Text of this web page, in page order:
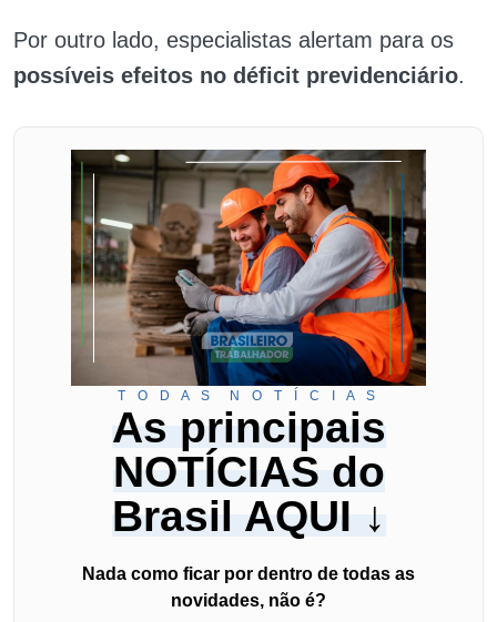
Por outro lado, especialistas alertam para os
possíveis efeitos no déficit previdenciário.
T O D A S N O T Í C I A S
As principais
NOTÍCIAS do
Brasil AQUI ↓
Nada como ficar por dentro de todas as
novidades, não é?